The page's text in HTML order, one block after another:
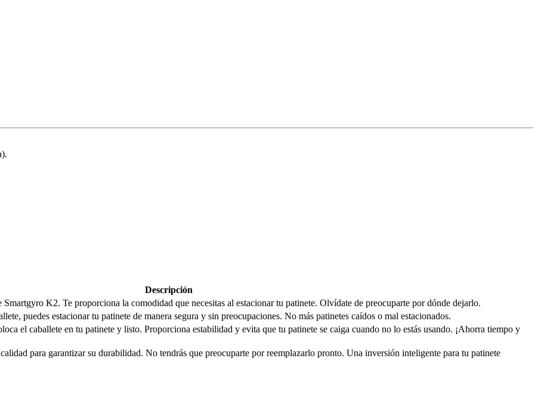
Descripción
Smartgyro K2. Te proporciona la comodidad que necesitas al estacionar tu patinete. Olvídate de preocuparte por dónde dejarlo.
puedes estacionar tu patinete de manera segura y sin preocupaciones. No más patinetes caídos o mal estacionados.
el caballete en tu patinete y listo. Proporciona estabilidad y evita que tu patinete se caiga cuando no lo estás usando. ¡Ahorra tiempo y
para garantizar su durabilidad. No tendrás que preocuparte por reemplazarlo pronto. Una inversión inteligente para tu patinete